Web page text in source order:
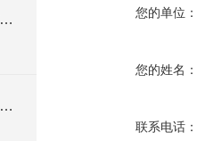
手提式潜水搅拌机工作原理及作用特点、安装图、CAD结构图
厌氧池低速潜水推流器在污水处理中的作用
您的单位：
您的姓名：
联系电话：